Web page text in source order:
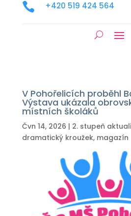
 +420 519 424 564
V Pohořelicích proběhl
Výstava ukázala
místních školáků
Čvn 14, 2026 | 2. stupeň
dramatický kroužek, magazín